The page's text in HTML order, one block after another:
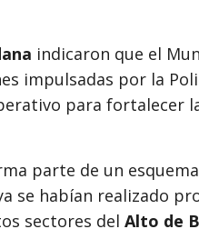
indicaron que el
impulsadas por la
para fortalecer
parte de un
se habían realizado
sectores del Alto de